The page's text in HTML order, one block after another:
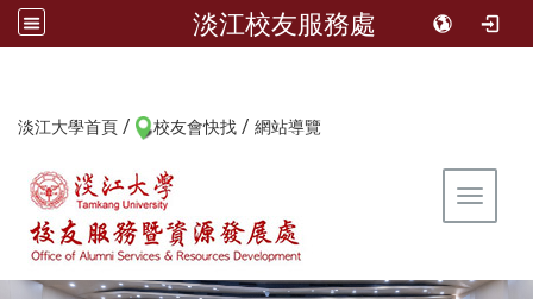
淡江校友服務處
淡江大學首頁 / 校友會快找 / 網站導覽
Toggle